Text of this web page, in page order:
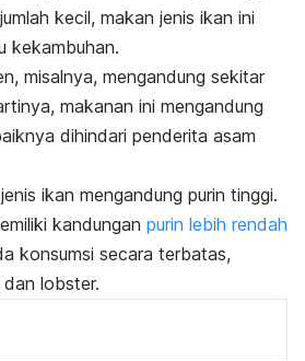
kecil, makan jenis ikan ini
kekambuhan.
misalnya, mengandung sekitar
makanan ini mengandung
dihindari penderita asam
ikan mengandung purin tinggi.
kandungan purin lebih rendah
konsumsi secara terbatas,
lobster.